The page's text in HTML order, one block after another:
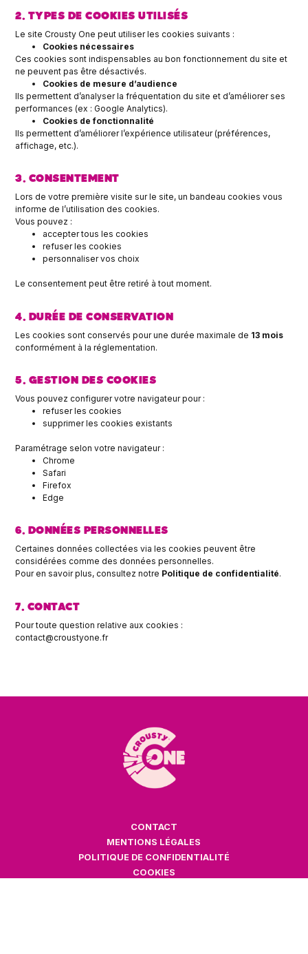
2. TYPES DE COOKIES UTILISÉS
Le site Crousty One peut utiliser les cookies suivants :
Cookies nécessaires
Ces cookies sont indispensables au bon fonctionnement du site et
ne peuvent pas être désactivés.
Cookies de mesure d’audience
Ils permettent d’analyser la fréquentation du site et d’améliorer ses
performances (ex : Google Analytics).
Cookies de fonctionnalité
Ils permettent d’améliorer l’expérience utilisateur (préférences,
affichage, etc.).
3. CONSENTEMENT
Lors de votre première visite sur le site, un bandeau cookies vous
informe de l’utilisation des cookies.
Vous pouvez :
accepter tous les cookies
refuser les cookies
personnaliser vos choix
Le consentement peut être retiré à tout moment.
4. DURÉE DE CONSERVATION
Les cookies sont conservés pour une durée maximale de 13 mois
conformément à la réglementation.
5. GESTION DES COOKIES
Vous pouvez configurer votre navigateur pour :
refuser les cookies
supprimer les cookies existants
Paramétrage selon votre navigateur :
Chrome
Safari
Firefox
Edge
6. DONNÉES PERSONNELLES
Certaines données collectées via les cookies peuvent être
considérées comme des données personnelles.
Pour en savoir plus, consultez notre Politique de confidentialité.
7. CONTACT
Pour toute question relative aux cookies :
contact@croustyone.fr
CONTACT
MENTIONS LÉGALES
POLITIQUE DE CONFIDENTIALITÉ
COOKIES